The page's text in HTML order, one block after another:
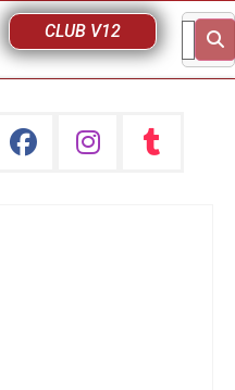
CLUB V12